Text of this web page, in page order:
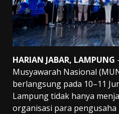
HARIAN JABAR, LAMPUNG
Musyawarah Nasional
berlangsung pada 10–11
Lampung tidak hanya
organisasi para pengusaha